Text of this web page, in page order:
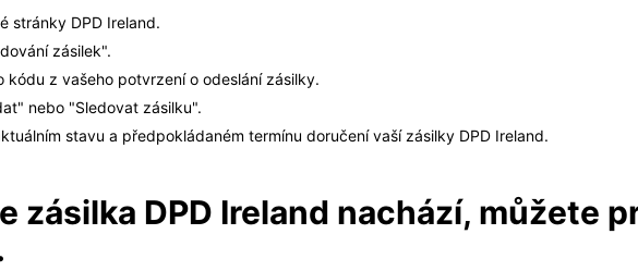
stránky DPD Ireland.
zásilek".
kódu z vašeho potvrzení o odeslání zásilky.
nebo "Sledovat zásilku".
stavu a předpokládaném termínu doručení vaší zásilky DPD Ireland.
zásilka DPD Ireland nachází, můžete